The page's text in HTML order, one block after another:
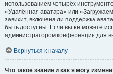
использованием четырёх
«Удалённая аватара» или
зависит, включена ли поддержка
быть доступны. Если вы не можете
администратором конференции для
Вернуться к началу
Что такое звание и как я могу